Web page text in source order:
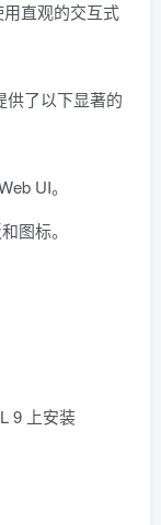
直观的交互式
供了以下显著的
UI。
图标。
9 上安装